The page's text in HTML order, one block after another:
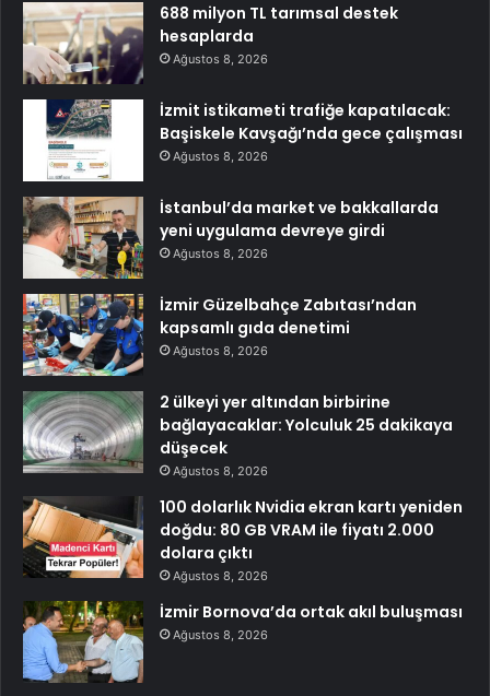
688 milyon TL tarımsal destek
hesaplarda
Ağustos 8, 2026
İzmit istikameti trafiğe kapatılacak:
Başiskele Kavşağı’nda gece çalışması
Ağustos 8, 2026
İstanbul’da market ve bakkallarda
yeni uygulama devreye girdi
Ağustos 8, 2026
İzmir Güzelbahçe Zabıtası’ndan
kapsamlı gıda denetimi
Ağustos 8, 2026
2 ülkeyi yer altından birbirine
bağlayacaklar: Yolculuk 25 dakikaya
düşecek
Ağustos 8, 2026
100 dolarlık Nvidia ekran kartı yeniden
doğdu: 80 GB VRAM ile fiyatı 2.000
dolara çıktı
Ağustos 8, 2026
İzmir Bornova’da ortak akıl buluşması
Ağustos 8, 2026